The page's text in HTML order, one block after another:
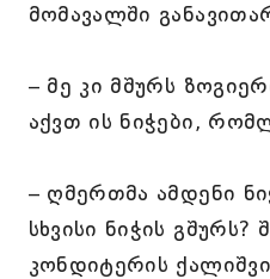
მომავალში
– მე კი მშურს
აქვთ ის ნიჭები,
– ღმერთმა ამდენი
სხვისი ნიჭის გშურს?
კონდიტერის